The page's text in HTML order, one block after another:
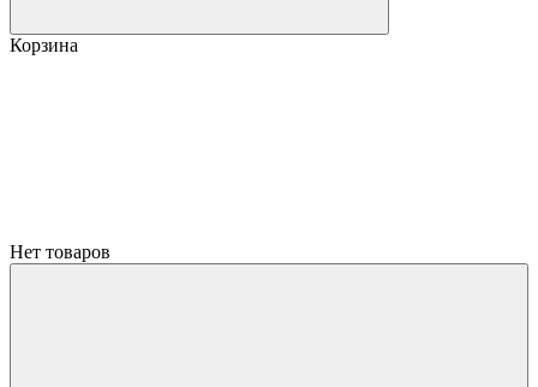
Корзина
Нет товаров